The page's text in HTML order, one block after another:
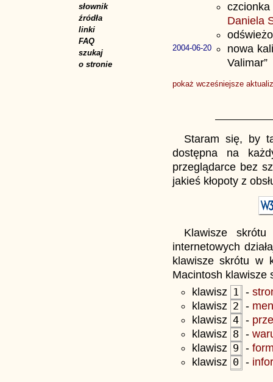
Daniela
2004-06-20
nowa
Valimar”
pokaż wcześniejsze
Staram się, by
dostępna na
przeglądarce bez
jakieś kłopoty z
Klawisze
internetowych
klawisze skrótu w
Macintosh klawisze
klawisz
1 -
klawisz 2 -
klawisz 4 -
klawisz 8 -
klawisz 9 -
klawisz 0 -
słownik
źródła
linki
FAQ
szukaj
o stronie